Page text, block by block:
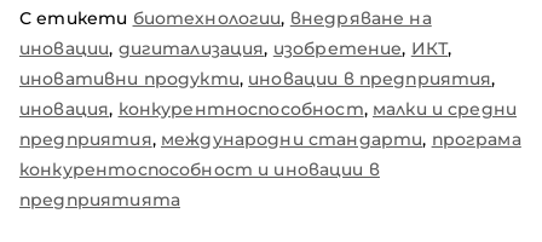
С етикети биотехнологии, внедряване на
иновации, дигитализация, изобретение, ИКТ,
иновативни продукти, иновации в предприятия,
иновация, конкурентноспособност, малки и средни
предприятия, международни стандарти, програма
конкурентоспособност и иновации в
предприятията